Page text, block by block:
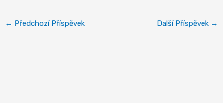
← Předchozí Příspěvek Další Příspěvek →